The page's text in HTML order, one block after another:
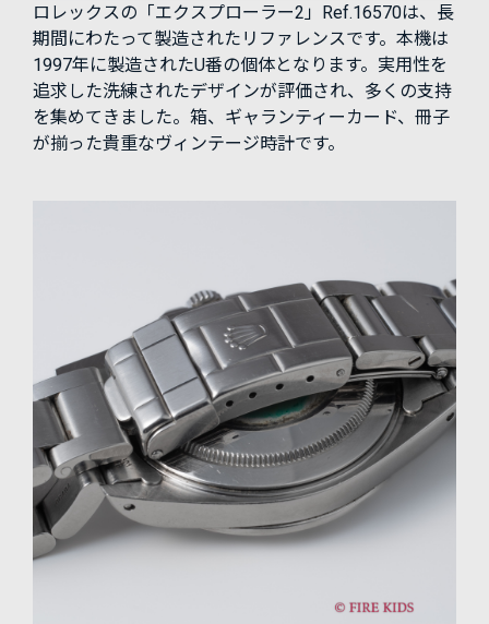
ロレックスの「エクスプローラー2」Ref.16570は、長
期間にわたって製造されたリファレンスです。本機は
1997年に製造されたU番の個体となります。実用性を
追求した洗練されたデザインが評価され、多くの支持
を集めてきました。箱、ギャランティーカード、冊子
が揃った貴重なヴィンテージ時計です。